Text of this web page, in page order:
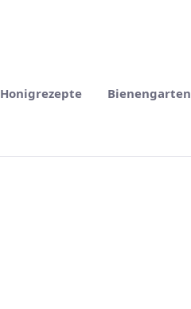
Honigrezepte Bienengarten